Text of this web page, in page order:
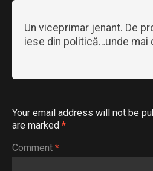
Un viceprimar jenant. De
iese din politică…unde mai
Your email address will not be
are marked *
Comment *